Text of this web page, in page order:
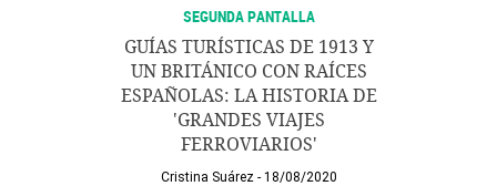
SEGUNDA PANTALLA
GUÍAS TURÍSTICAS DE 1913 Y
UN BRITÁNICO CON RAÍCES
ESPAÑOLAS: LA HISTORIA DE
'GRANDES VIAJES
FERROVIARIOS'
Cristina Suárez 18/08/2020